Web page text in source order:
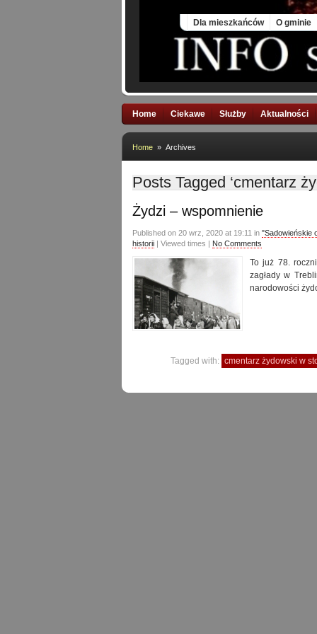
Dla mieszkańców O gminie
Home Ciekawe Służby Aktualności
Home » Archives
Posts Tagged ‘cmentarz
Żydzi – wspomnienie
Published on 20 wrz, 2020 at 19:11 in "Sadowieńskie
historii | Viewed times | No Comments
To już 78.
zagłady w
narodowości
Tagged with: cmentarz żydowski w